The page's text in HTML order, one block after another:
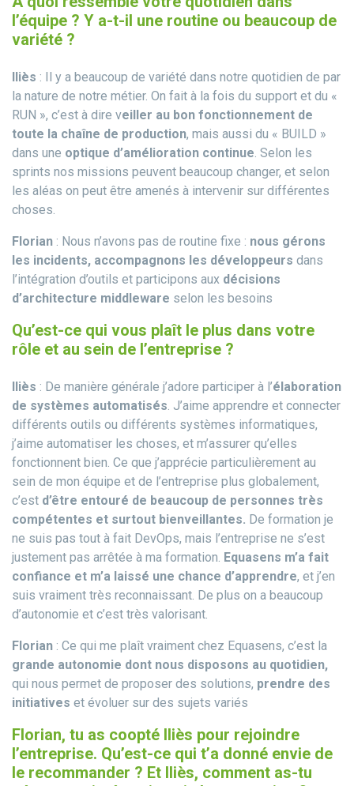
l’équipe ? Y a-t-il une routine ou beaucoup de
variété ?
Iliès : Il y a beaucoup de variété dans notre quotidien de par
la nature de notre métier. On fait à la fois du support et du «
RUN », c’est à dire veiller au bon fonctionnement de
toute la chaîne de production, mais aussi du « BUILD »
dans une optique d’amélioration continue. Selon les
sprints nos missions peuvent beaucoup changer, et selon
les aléas on peut être amenés à intervenir sur différentes
choses.
Florian : Nous n’avons pas de routine fixe : nous gérons
les incidents, accompagnons les développeurs dans
l’intégration d’outils et participons aux décisions
d’architecture middleware selon les besoins
Qu’est-ce qui vous plaît le plus dans votre
rôle et au sein de l’entreprise ?
Iliès : De manière générale j’adore participer à l’élaboration
de systèmes automatisés. J’aime apprendre et connecter
différents outils ou différents systèmes informatiques,
j’aime automatiser les choses, et m’assurer qu’elles
fonctionnent bien. Ce que j’apprécie particulièrement au
sein de mon équipe et de l’entreprise plus globalement,
c’est d’être entouré de beaucoup de personnes très
compétentes et surtout bienveillantes. De formation je
ne suis pas tout à fait DevOps, mais l’entreprise ne s’est
justement pas arrêtée à ma formation. Equasens m’a fait
confiance et m’a laissé une chance d’apprendre, et j’en
suis vraiment très reconnaissant. De plus on a beaucoup
d’autonomie et c’est très valorisant.
Florian : Ce qui me plaît vraiment chez Equasens, c’est la
grande autonomie dont nous disposons au quotidien,
qui nous permet de proposer des solutions, prendre des
initiatives et évoluer sur des sujets variés
Florian, tu as coopté Iliès pour rejoindre
l’entreprise. Qu’est-ce qui t’a donné envie de
le recommander ? Et Iliès, comment as-tu